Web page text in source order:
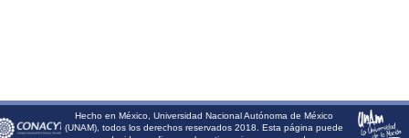
Hecho en México, Universidad Nacional Autónoma de México
(UNAM), todos los derechos reservados 2018. Esta página puede